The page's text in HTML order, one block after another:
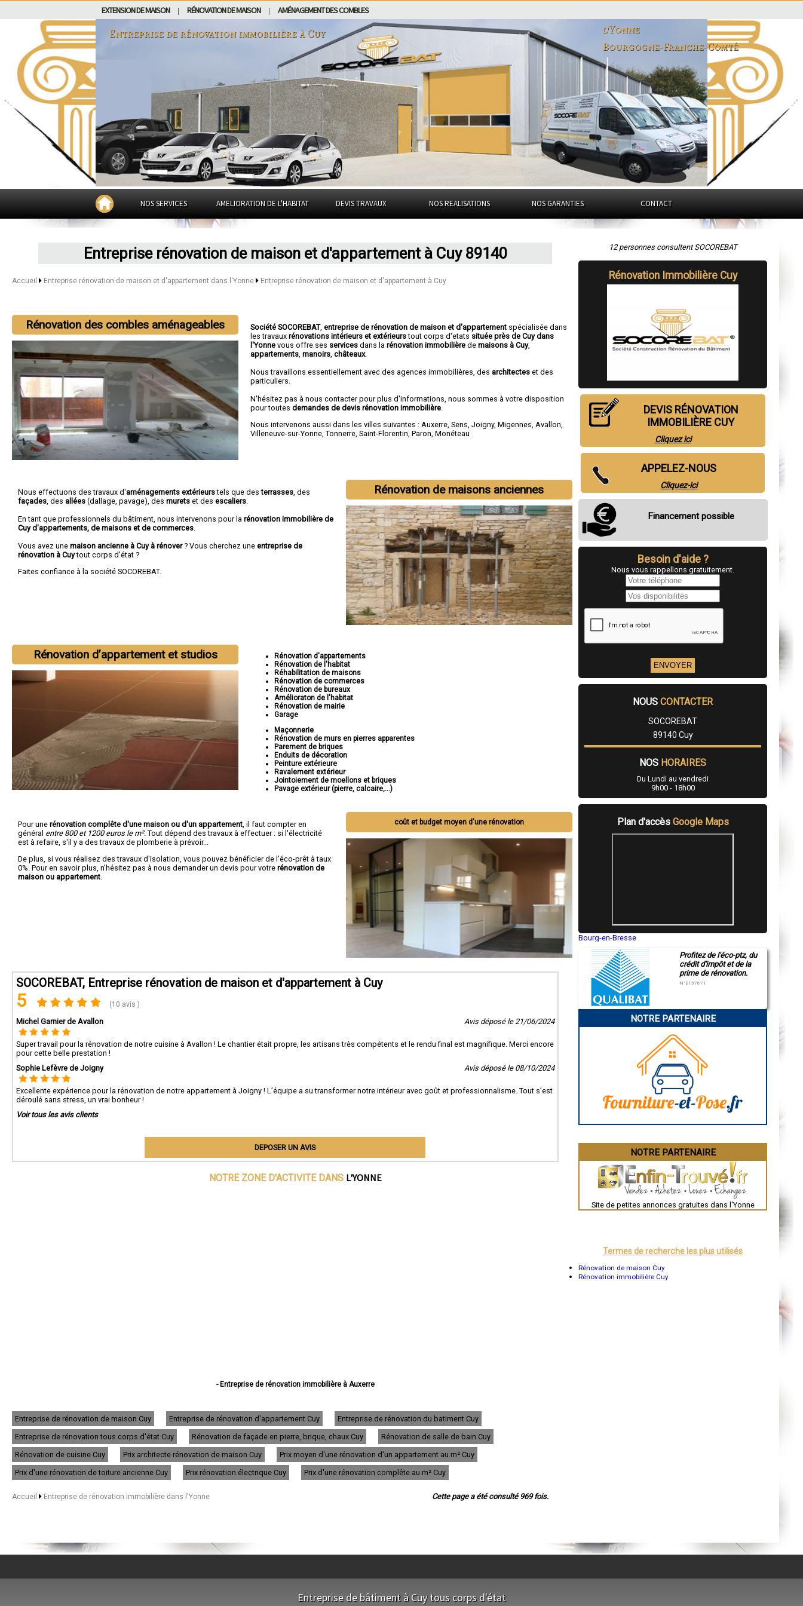
EXTENSION DE MAISON RÉNOVATION DE MAISON AMÉNAGEMENT DES COMBLES
Entreprise de rénovation immobilière àCuy
l'Yonne
Bourgogne-Franche-Comté
NOS SERVICES AMELIORATION DE L'HABITAT DEVIS TRAVAUX NOS REALISATIONS NOS GARANTIES CONTACT
Entreprise rénovation de maison et d'appartement à Cuy 89140
Accueil Entreprise rénovation de maison et d'appartement dans l'Yonne Entreprise rénovation de maison et d'appartement à Cuy
Rénovation des combles aménageables Société SOCOREBAT,entreprise de rénovation de maison et d'appartement spécialisée dans
les travauxrénovations intérieurs et extérieurstout corps d'etats située près de Cuy dans
l'Yonnevous offre ses services dans larénovation immobilière demaisons à Cuy,
appartements ,manoirs ,châteaux.
Nous travaillons essentiellement avec des agences immobilières, des architectes et des
particuliers.
N'hésitez pas à nous contacter pour plus d'informations, nous sommes à votre disposition
pour toutesdemandes de devis rénovation immobilière
Nous intervenons aussi dans les villes suivantes : Auxerre ,Sens ,Joigny,Migennes Avallon
Villeneuve-sur-Yonne ,Tonnerre ,Saint-Florentin ,Paron ,Monéteau
Rénovation de maisons anciennes
Nous effectuons des travaux d'aménagements extérieurstels que desterrasses , des
façades , des allées (dallage, pavage), des murets et des escaliers
En tant que professionnels du bâtiment, nous intervenons pour la rénovation immobilière de
Cuy d'appartements, de maisons et de commerces
Vous avez une maison ancienne à Cuy à rénover? Vous cherchez une entreprise de
rénovation à Cuytout corps d'état ?
Faites confiance à la société SOCOREBAT.
Rénovation d’appartement et studios
Rénovation d'appartements
Rénovation de l'habitat
Réhabilitation de maisons
Rénovation de commerces
Rénovation de bureaux
Amélioraton de l'habitat
Rénovation de mairie
Garage
Maçonnerie
Rénovation de murs en pierres apparentes
Parement de briques
Enduits de décoration
Peinture extérieure
Ravalement extérieur
Jointoiement de moellons et briques
Pavage extérieur (pierre, calcaire,...)
coût et budget moyen d'une rénovation
Pour une rénovation complête d'une maison ou d'un appartement , il faut compter en
général entre 800 et 1200 euros le m². Tout dépend des travaux à effectuer : si l'électricité
est à refaire, s'il y a des travaux de plomberie à prévoir...
De plus, si vous réalisez des travaux d'isolation, vous pouvez bénéficier de l'éco-prêt à taux
0%. Pour en savoir plus, n'hésitez pas à nous demander un devis pour votre rénovation de
maison ou appartement
SOCOREBAT, Entreprise rénovation de maison et d'appartement à Cuy
5 (10 avis )
Michel Garnier de Avallon Avis déposé le 21/06/2024
Super travail pour la rénovation de notre cuisine à Avallon ! Le chantier était propre, les artisans très compétents et le rendu final est magnifique. Merci encore
pour cette belle prestation !
Sophie Lefèvre de Joigny
Avis déposé le 08/10/2024
Excellente expérience pour la rénovation de notre appartement à Joigny ! L’équipe a su transformer notre intérieur avec goût et professionnalisme. Tout s’est
déroulé sans stress, un vrai bonheur !
Voir tous les avis clients
DEPOSER UN AVIS
NOTRE ZONE D'ACTIVITE DANS L'YONNE
- Entreprise de rénovation immobilière à Auxerre
- Entreprise de rénovation immobilière à Migennes
- Entreprise de rénovation immobilière à Avallon
- Entreprise de rénovation immobilière à Tonnerre
- Entreprise de rénovation immobilière à Villeneuve-sur-Yonne
- Entreprise de rénovation immobilière à Saint-Florentin
- Entreprise de rénovation immobilière à Paron
- Entreprise de rénovation immobilière à Monéteau
- Entreprise de rénovation immobilière à Saint-Georges-sur-Baulche
- Entreprise de rénovation immobilière à Saint-Clément
- Entreprise de rénovation immobilière à Toucy
- Entreprise de rénovation immobilière à Saint-Julien-du-Sault
- Entreprise de rénovation immobilière à Chevannes
Entreprise de rénovation de maison Cuy Entreprise de rénovation d'appartement Cuy
Entreprise de rénovation du batiment Cuy
Entreprise de rénovation tous corps d'état Cuy
Rénovation de façade en pierre, brique, chaux Cuy
Rénovation de salle de bain Cuy
Rénovation de cuisine Cuy
Prix architecte rénovation de maison Cuy
Prix moyen d'une rénovation d'un appartement au m² Cuy
Prix d'une rénovation de toiture ancienne Cuy
Prix rénovation électrique Cuy Prix d'une rénovation complête au m² Cuy
Cette page a été consulté 969 fois.
Accueil Entreprise de rénovation immobilière dans l'Yonne
12 personnes consultent SOCOREBAT
Rénovation Immobilière Cuy
DEVIS RÉNOVATION
IMMOBILIÈRE CUY
Cliquez ici
APPELEZ-NOUS
Cliquez-ici
Financement possible
Besoin d'aide ?
Nous vous rappellons gratuitement.
NOUS CONTACTER
SOCOREBAT
89140 Cuy
NOS HORAIRES
Du Lundi au vendredi
9h00 - 18h00
Plan d'accès Google Maps
Bourg-en-Bresse
Montluçon
Manosque
Gap
Charleville-Mézières
Pamiers
Narbonne
Brive-la-Gaillarde
Guéret
Besançon
Évreux
Chartres
Nîmes
Auch
Dole
Mont-de-Marsan
Vesoul
Chalon-sur-Saône
Profitez de l'éco-ptz, du
crédit d'impôt et de la
prime de rénovation.
N°E157671
NOTRE PARTENAIRE
NOTRE PARTENAIRE
Site de petites annonces gratuites dans l'Yonne
Termes de recherche les plus utilisés
Rénovation de maison Cuy
Rénovation immobilière Cuy
Entreprise de bâtiment à Cuy tous corps d'état